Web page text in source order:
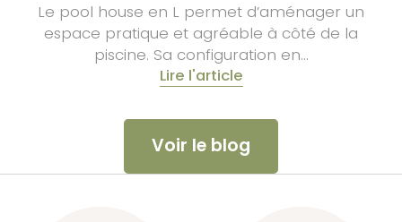
Le pool house en L permet d’aménager un
espace pratique et agréable à côté de la
piscine. Sa configuration en…
Lire l'article
Voir le blog